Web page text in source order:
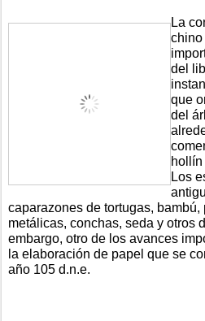
La
chino
del
que
del
Los
caparazones de tortugas,
metálicas, conchas, seda y otros
embargo, otro de los avances
la elaboración de papel que se
año 105 d.n.e.